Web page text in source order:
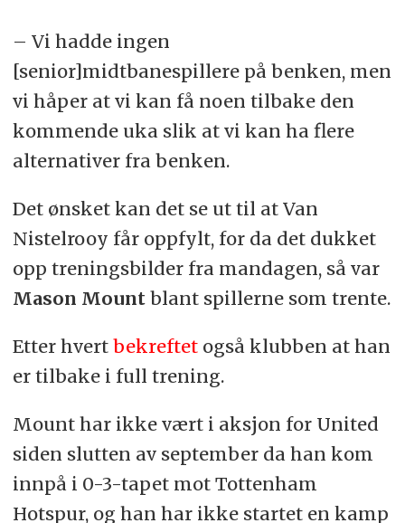
– Vi hadde ingen
[senior]midtbanespillere på benken, men
vi håper at vi kan få noen tilbake den
kommende uka slik at vi kan ha flere
alternativer fra benken.
Det ønsket kan det se ut til at Van
Nistelrooy får oppfylt, for da det dukket
opp treningsbilder fra mandagen, så var
Mason Mount blant spillerne som trente.
Etter hvert bekreftet også klubben at han
er tilbake i full trening.
Mount har ikke vært i aksjon for United
siden slutten av september da han kom
innpå i 0-3-tapet mot Tottenham
Hotspur, og han har ikke startet en kamp